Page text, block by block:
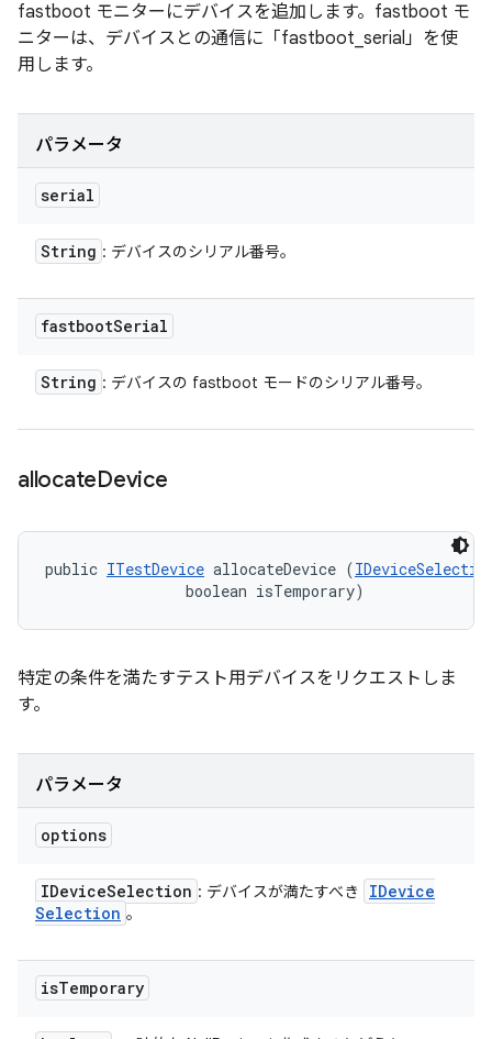
fastboot モニターにデバイスを追加します。fastboot モ
ニターは、デバイスとの通信に「fastboot_serial」を使
用します。
パラメータ
serial
String : デバイスのシリアル番号。
fastbootSerial
String : デバイスの fastboot モードのシリアル番号。
allocateDevice
public ITestDevice allocateDevice (
                boolean isTemporary)
特定の条件を満たすテスト用デバイスをリクエストしま
す。
パラメータ
options
IDeviceSelection : デバイスが満たすべき
IDevice
Selection 。
isTemporary